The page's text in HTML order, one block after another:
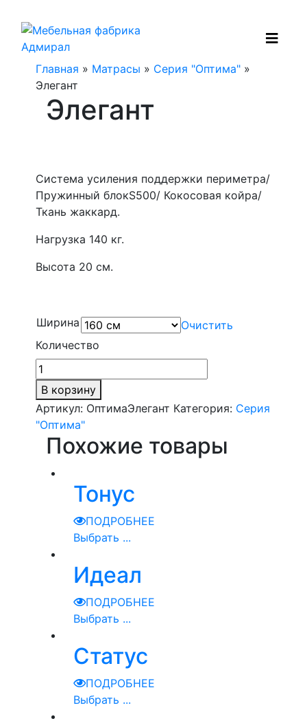
Главная » Матрасы » Серия "Оптима" »
Элегант
Элегант
Система усиления поддержки периметра/
Пружинный блокS500/ Кокосовая койра/
Ткань жаккард.
Нагрузка 140 кг.
Высота 20 см.
Ширина
Очистить
Количество
В корзину
Артикул: ОптимаЭлегант Категория: Серия
"Оптима"
Похожие товары
Тонус
ПОДРОБНЕЕ
Выбрать ...
Идеал
ПОДРОБНЕЕ
Выбрать ...
Статус
ПОДРОБНЕЕ
Выбрать ...